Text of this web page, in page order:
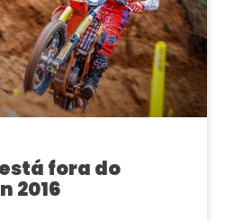
fora do
2016